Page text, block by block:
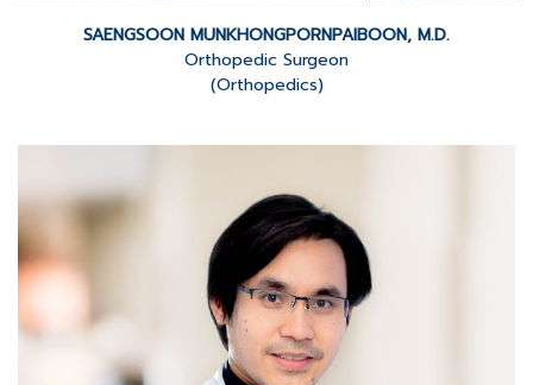
SAENGSOON MUNKHONGPORNPAIBOON, M.D.
Orthopedic Surgeon
(Orthopedics)